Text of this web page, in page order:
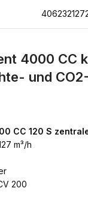
4000 CC
und
CC 120 S
m³/h
200